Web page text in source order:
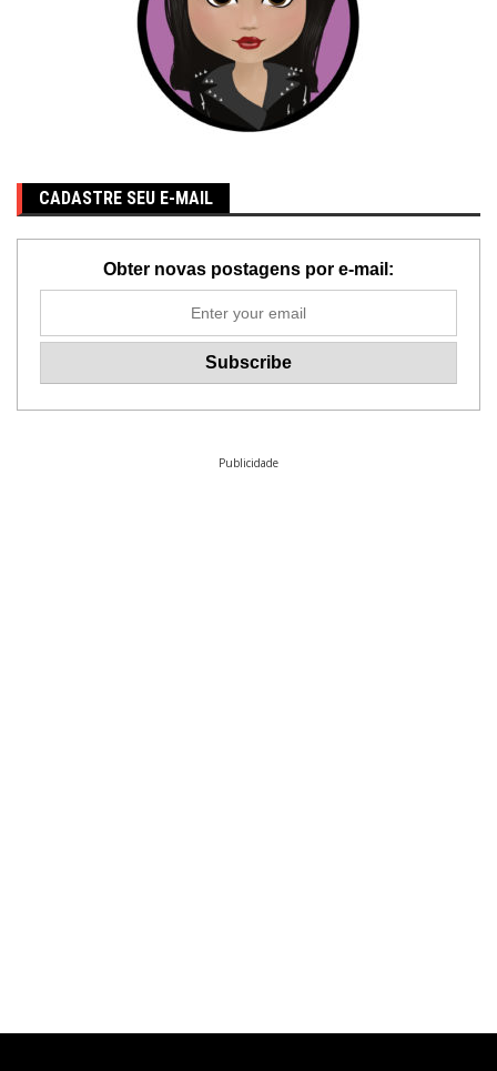
CADASTRE SEU E-MAIL
Obter novas postagens por e-mail:
Publicidade